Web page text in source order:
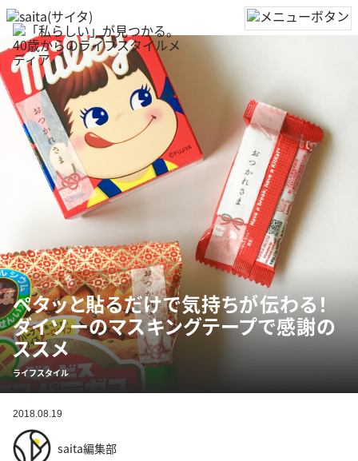
ペタッと貼るだけで気持ちが伝わる！
ダイソーのマスキングテープで感謝の
ススメ
ライフスタイル
2018.08.19
saita編集部